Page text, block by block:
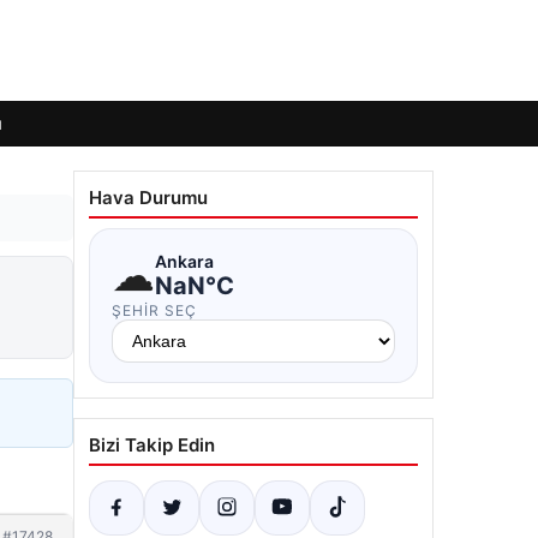
Hava Durumu
☁Ankara
NaN°C
ŞEHIR SEÇ
Bizi Takip Edin